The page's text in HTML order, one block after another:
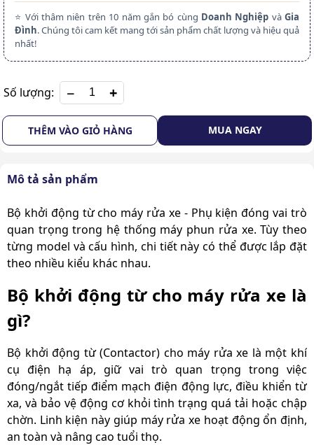
⭐ Với thâm niên trên 10 năm gắn bó cùng Doanh Nghiệp vàGia
Đình. Chúng tôi cam kết mang tới sản phẩm chất lượng và hiệu quả
nhất!
Số lượng: +
THÊM VÀO GIỎ HÀNG MUA NGAY
Mô tả sản phẩm
Bộ khởi động từ cho máy rửa xe- Phụ kiện đóng vai trò
quan trọng trong hệ thống máy phun rửa xe. Tùy theo
từng model và cấu hình, chi tiết này có thể được lắp đặt
theo nhiều kiểu khác nhau.
Bộ khởi động từ cho máy rửa xe là
gì?
Bộ khởi động từ (Contactor) cho máy rửa xe là một khí
cụ điện hạ áp, giữ vai trò quan trọng trong việc
đóng/ngắt tiếp điểm mạch điện động lực, điều khiển từ
xa, và bảo vệ động cơ khỏi tình trạng quá tải hoặc chập
chờn. Linh kiện này giúp máy rửa xe hoạt động ổn định,
an toàn và nâng cao tuổi thọ.